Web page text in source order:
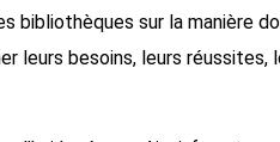
bibliothèques sur la manière
leurs besoins, leurs réussites,